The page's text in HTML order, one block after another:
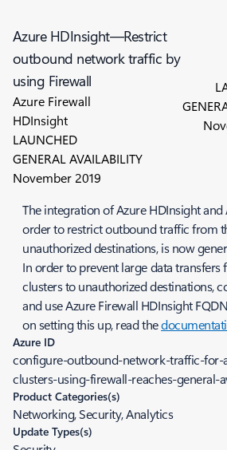
Azure HDInsight—Restrict
outbound network traffic by
using Firewall
Azure Firewall
HDInsight
LAUNCHED
GENERAL AVAILABILITY
November 2019
The integration of Azure HDInsight and
order to restrict outbound traffic from
unauthorized destinations, is now
In order to prevent large data
clusters to unauthorized destinations,
and use Azure Firewall HDInsight
on setting this up, read the
Azure ID
configure-outbound-network-traffic-for-
clusters-using-firewall-reaches-general-
Product Categories(s)
Networking, Security, Analytics
Update Types(s)